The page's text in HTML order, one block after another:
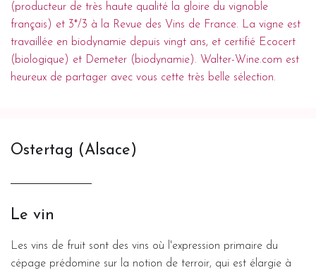
(producteur de très haute qualité la gloire du vignoble
français) et 3*/3 à la Revue des Vins de France. La vigne est
travaillée en biodynamie depuis vingt ans, et certifié Ecocert
(biologique) et Demeter (biodynamie). Walter-Wine.com est
heureux de partager avec vous cette très belle sélection.
Ostertag (Alsace)
Le vin
Les vins de fruit sont des vins où l'expression primaire du
cépage prédomine sur la notion de terroir, qui est élargie à